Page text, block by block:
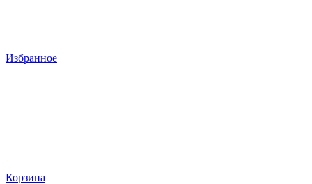
Избранное
Корзина